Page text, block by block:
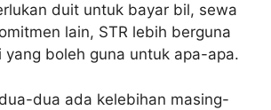
duit untuk bayar bil, sewa
lain, STR lebih berguna
yang boleh guna untuk apa-apa.
dua ada kelebihan masing-